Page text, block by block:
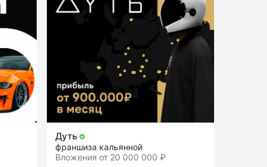
Дуть
франшиза кальянной
Вложения от 20 000 000 ₽